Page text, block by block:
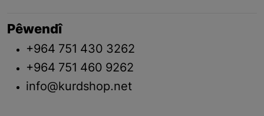
Pêwendî
+964 751 430 3262
+964 751 460 9262
info@kurdshop.net